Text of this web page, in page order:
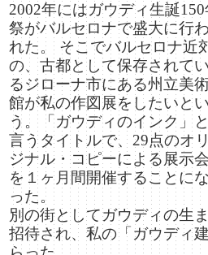
2002年にはガウディ生誕150
祭がバルセロナで盛大に行
れた。 そこでバルセロナ近
の、古都として保存されて
るジローナ市にある州立美
館が私の作図展をしたいと
う。「ガウディのインク」
言うタイトルで、29点のオ
ジナル・コピーによる展示
を１ヶ月間開催することに
った。
別の街としてガウディの生
招待され、私の「ガウディ